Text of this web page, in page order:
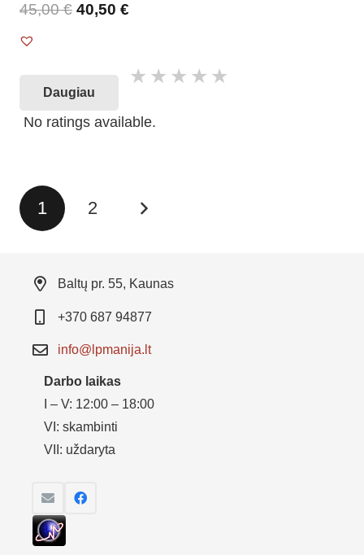
45,00€ 40,50 €
Daugiau
No ratings available.
Įrašų
puslapiavimas
1 2
Baltų pr. 55, Kaunas
+370 687 94877
info@lpmanija.lt
Darbo laikas
I – V: 12:00 – 18:00
VI: skambinti
VII: uždaryta